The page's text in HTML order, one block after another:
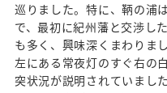
巡りました。特に、鞆の浦
で、最初に紀州藩と交渉し
も多く、興味深くまわりま
左にある常夜灯のすぐ右の
突状況が説明されていまし